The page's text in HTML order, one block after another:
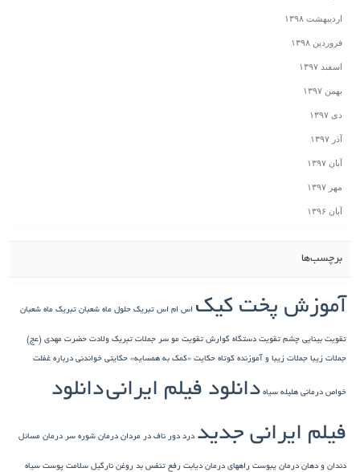
اردیبهشت ۱۳۹۸
فروردین ۱۳۹۸
اسفند ۱۳۹۷
بهمن ۱۳۹۷
دی ۱۳۹۷
آذر ۱۳۹۷
آبان ۱۳۹۷
مهر ۱۳۹۷
آبان ۱۳۹۶
برچسب‌ها
آموزش پخت کیک اس ام اس تبریک حلول ماه شعبان تبریک ماه شعبان
تقویت بینایی چشم تقویت دستگاه گوارش تقویت مو سر جملات تبریک ولادت حضرت مهدی (عج)
جملات زیبا جملات زیبا و آموزنده کوتاه حکایت «کمک به همسایه» حکایتی خواندنی درباره غفلت
خواص درمانی هلیله سیاه دانلود فیلم ایرانیدانلود
فیلم ایرانی جدید درد دور ناف در مردان درمان شوره سر درمان مسائل
دندان و دهان درمان یبوست راههای درمان دیابت رفع تنفس بد روغن نارگیل سلامت پوست سیاه